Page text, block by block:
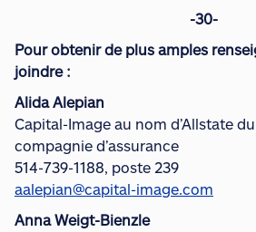
-30-
Pour obtenir de plus amples
joindre :
Alida Alepian
Capital-Image au nom d’Allstate
compagnie d’assurance
514-739-1188, poste 239
aalepian@capital-image.com
Anna Weigt-Bienzle